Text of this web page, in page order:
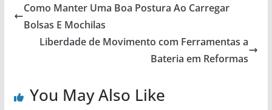
Como Manter Uma Boa Postura Ao Carregar
Bolsas E Mochilas
Liberdade de Movimento com Ferramentas a
Bateria em Reformas
You May Also Like